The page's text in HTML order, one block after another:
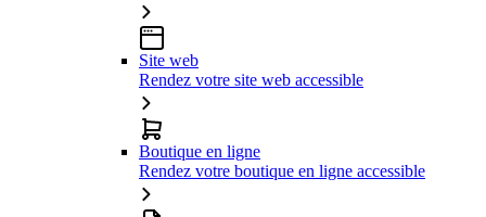
Site web
Rendez votre site web accessible
Boutique en ligne
Rendez votre boutique en ligne accessible